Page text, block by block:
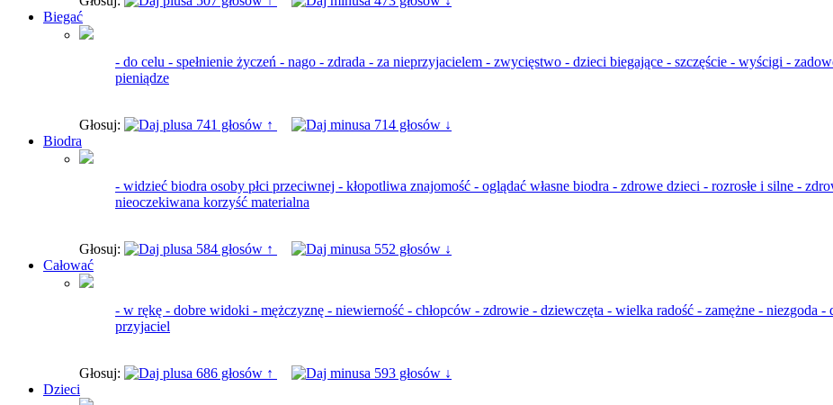
Biegać
- do celu - spełnienie życzeń - nago - zdrada - za nieprzyjacielem - zwycięstwo - dzieci biegające - szczęście - wyścigi -
pieniądze
Głosuj: 741 głosów ↑
714 głosów ↓
Biodra
- widzieć biodra osoby płci przeciwnej - kłopotliwa znajomość - oglądać własne biodra - zdrowe dzieci - rozrosłe i silne -
nieoczekiwana korzyść materialna
Głosuj: 584 głosów ↑
552 głosów ↓
Całować
- w rękę - dobre widoki - mężczyznę - niewierność - chłopców - zdrowie - dziewczęta - wielka radość - zamężne - niezgoda
przyjaciel
Głosuj: 686 głosów ↑
593 głosów ↓
Dzieci